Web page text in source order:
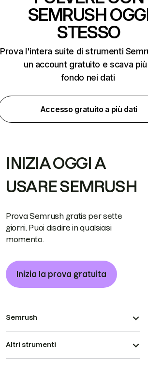
SEMRUSH
STESSO
Prova l'intera suite di strumenti
un account gratuito e scava
fondo nei dati
Accesso gratuito a più dati
INIZIA OGGI A
USARE SEMRUSH
Prova Semrush gratis per sette
giorni. Puoi disdire in qualsiasi
momento.
Inizia la prova gratuita
Semrush
Altri strumenti